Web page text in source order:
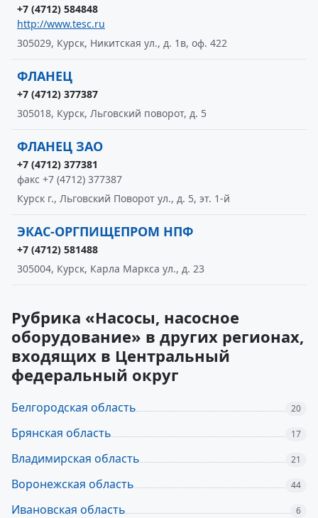
+7 (4712) 584848
http://www.tesc.ru
305029, Курск, Никитская ул., д. 1в, оф. 422
ФЛАНЕЦ
+7 (4712) 377387
305018, Курск, Льговский поворот, д. 5
ФЛАНЕЦ ЗАО
+7 (4712) 377381
факс +7 (4712) 377387
Курск г., Льговский Поворот ул., д. 5, эт. 1-й
ЭКАС-ОРГПИЩЕПРОМ НПФ
+7 (4712) 581488
305004, Курск, Карла Маркса ул., д. 23
Рубрика «Насосы, насосное
оборудование» в других регионах,
входящих в Центральный
федеральный округ
Белгородская область 20
Брянская область 17
Владимирская область 21
Воронежская область 44
Ивановская область 6